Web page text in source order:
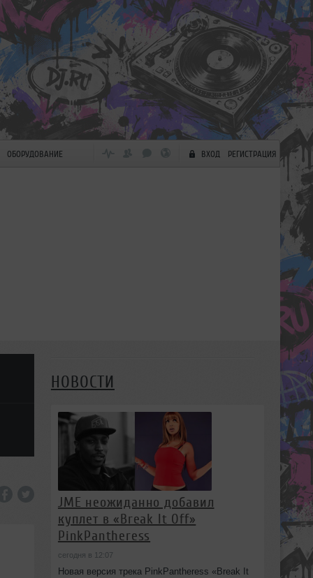
ОБОРУДОВАНИЕ ВХОД РЕГИСТРАЦИЯ
НОВОСТИ
JME неожиданно добавил
куплет в «Break It Off»
PinkPantheress
сегодня в 12:07
Новая версия трека PinkPantheress «Break It